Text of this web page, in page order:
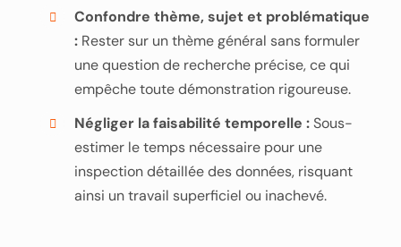
Confondre thème, sujet et problématique
: Rester sur un thème général sans formuler
une question de recherche précise, ce qui
empêche toute démonstration rigoureuse.
Négliger la faisabilité temporelle :Sous-
estimer le temps nécessaire pour une
inspection détaillée des données, risquant
ainsi un travail superficiel ou inachevé.